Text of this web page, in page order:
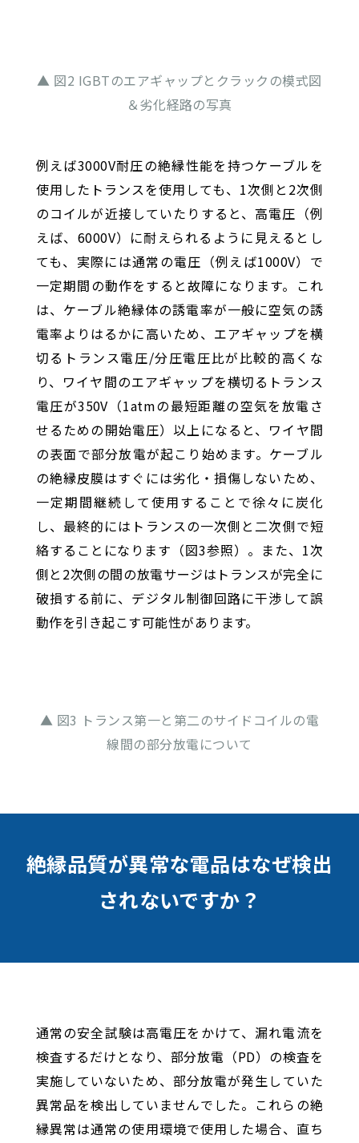
▲ 図2 IGBTのエアギャップとクラックの模式図
＆劣化経路の写真
例えば3000V耐圧の絶縁性能を持つケーブルを
使用したトランスを使用しても、1次側と2次側
のコイルが近接していたりすると、高電圧（例
えば、6000V）に耐えられるように見えるとし
ても、実際には通常の電圧（例えば1000V）で
一定期間の動作をすると故障になります。これ
は、ケーブル絶縁体の誘電率が一般に空気の誘
電率よりはるかに高いため、エアギャップを横
切るトランス電圧/分圧電圧比が比較的高くな
り、ワイヤ間のエアギャップを横切るトランス
電圧が350V（1atmの最短距離の空気を放電さ
せるための開始電圧）以上になると、ワイヤ間
の表面で部分放電が起こり始めます。ケーブル
の絶縁皮膜はすぐには劣化・損傷しないため、
一定期間継続して使用することで徐々に炭化
し、最終的にはトランスの一次側と二次側で短
絡することになります（図3参照）。また、1次
側と2次側の間の放電サージはトランスが完全に
破損する前に、デジタル制御回路に干渉して誤
動作を引き起こす可能性があります。
▲ 図3 トランス第一と第二のサイドコイルの電
線間の部分放電について
絶縁品質が異常な電品はなぜ検出
されないですか？
通常の安全試験は高電圧をかけて、漏れ電流を
検査するだけとなり、部分放電（PD）の検査を
実施していないため、部分放電が発生していた
異常品を検出していませんでした。これらの絶
縁異常は通常の使用環境で使用した場合、直ち